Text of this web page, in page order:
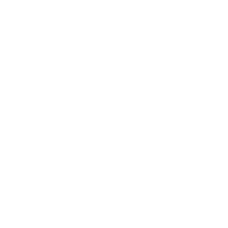
varázslatos városát, programjait és a Bükkös****